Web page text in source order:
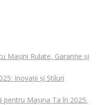
Mașini Rulate, Garanție și
Inovații și Stiluri
pentru Mașina Ta în 2025: